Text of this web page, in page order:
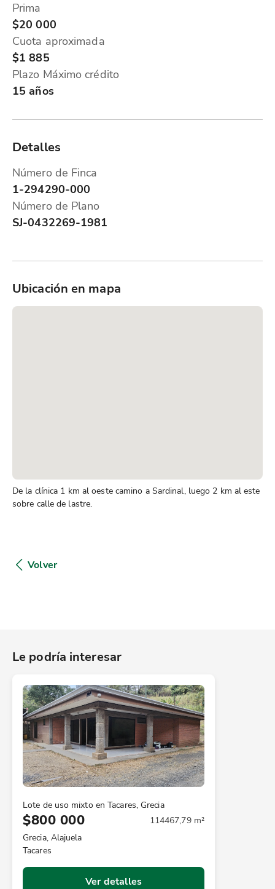
Prima
$20 000
Cuota aproximada
$1 885
Plazo Máximo crédito
15 años
Detalles
Número de Finca
1-294290-000
Número de Plano
SJ-0432269-1981
Ubicación en mapa
De la clínica 1 km al oeste camino a Sardinal, luego 2 km al este
sobre calle de lastre.
Volver
Le podría interesar
Lote de uso mixto en Tacares, Grecia
$800 000
114467,79 m²
Grecia, Alajuela
Tacares
Ver detalles